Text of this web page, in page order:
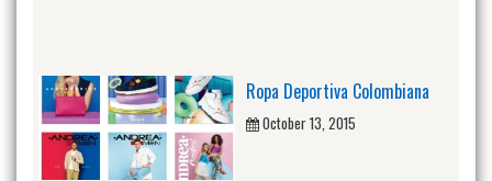
Ropa Deportiva Colombiana
October 13, 2015